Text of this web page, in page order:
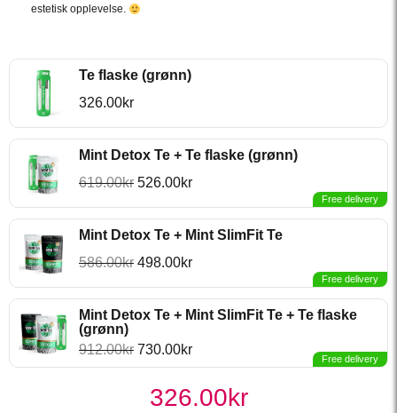
estetisk opplevelse.
Te flaske (grønn)
326.00kr
Mint Detox Te + Te flaske (grønn)
619.00kr 526.00kr
Free delivery
Mint Detox Te + Mint SlimFit Te
586.00kr 498.00kr
Free delivery
Mint Detox Te + Mint SlimFit Te + Te flaske
(grønn)
912.00kr 730.00kr
Free delivery
326.00kr